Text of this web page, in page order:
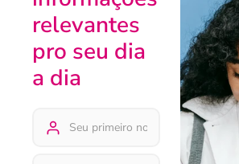
relevantes
pro seu dia
a dia